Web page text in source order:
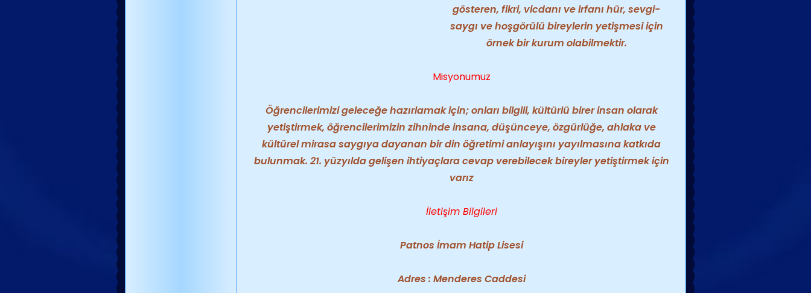
gösteren, fikri, vicdanı ve irfanı hür, sevgi-
saygı ve hoşgörülü bireylerin yetişmesi için
örnek bir kurum olabilmektir.
Misyonumuz
Öğrencilerimizi geleceğe hazırlamak için; onları bilgili, kültürlü birer insan olarak
yetiştirmek, öğrencilerimizin zihninde insana, düşünceye, özgürlüğe, ahlaka ve
kültürel mirasa saygıya dayanan bir din öğretimi anlayışını yayılmasına katkıda
bulunmak. 21. yüzyılda gelişen ihtiyaçlara cevap verebilecek bireyler yetiştirmek için
varız
İletişim Bilgileri
Patnos İmam Hatip Lisesi
Adres : Menderes Caddesi